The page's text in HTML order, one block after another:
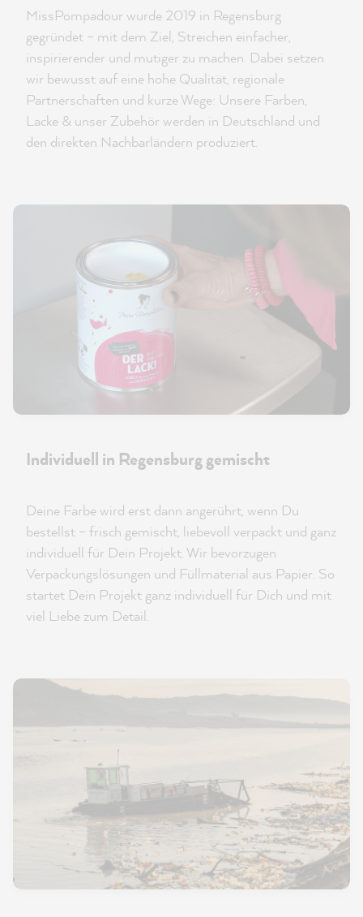
MissPompadour wurde 2019 in Regensburg
gegründet – mit dem Ziel, Streichen einfacher,
inspirierender und mutiger zu machen. Dabei setzen
wir bewusst auf eine hohe Qualität, regionale
Partnerschaften und kurze Wege: Unsere Farben,
Lacke & unser Zubehör werden in Deutschland und
den direkten Nachbarländern produziert.
Individuell in Regensburg gemischt
Deine Farbe wird erst dann angerührt, wenn Du
bestellst – frisch gemischt, liebevoll verpackt und ganz
individuell für Dein Projekt. Wir bevorzugen
Verpackungslösungen und Füllmaterial aus Papier. So
startet Dein Projekt ganz individuell für Dich und mit
viel Liebe zum Detail.